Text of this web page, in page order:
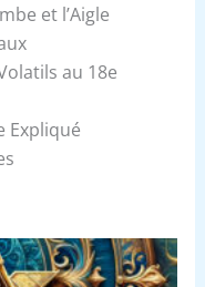
et l’Aigle
au 18e
Expliqué